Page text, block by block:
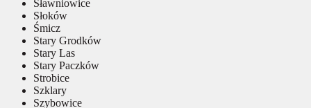
Sławniowice
Słoków
Śmicz
Stary Grodków
Stary Las
Stary Paczków
Strobice
Szklary
Szybowice